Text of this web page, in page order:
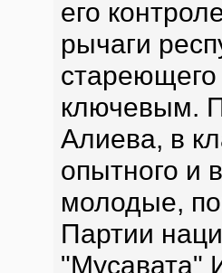
его
рычаги
стареющего
ключевым.
Алиева, в
опытного и
молодые,
Партии
"Мусавата"